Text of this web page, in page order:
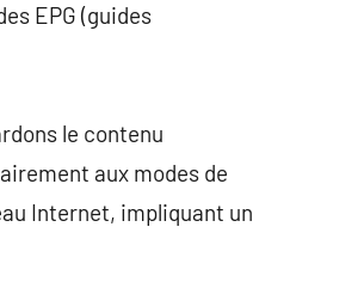
EPG (guides
le contenu
aux modes de
Internet, impliquant un